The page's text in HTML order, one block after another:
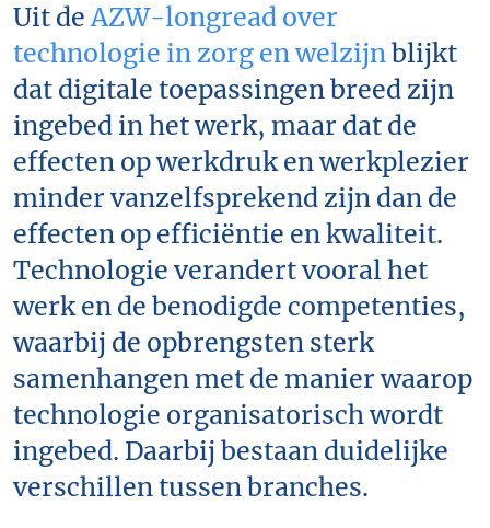
Uit deAZW-longread over
technologie in zorg en welzijnblijkt
dat digitale toepassingen breed zijn
ingebed in het werk, maar dat de
effecten op werkdruk en werkplezier
minder vanzelfsprekend zijn dan de
effecten op efficiëntie en kwaliteit.
Technologie verandert vooral het
werk en de benodigde competenties,
waarbij de opbrengsten sterk
samenhangen met de manier waarop
technologie organisatorisch wordt
ingebed. Daarbij bestaan duidelijke
verschillen tussen branches.